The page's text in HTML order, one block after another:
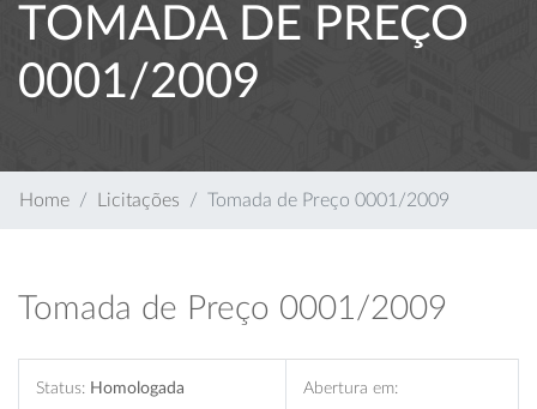
TOMADA DE PREÇO
0001/2009
Home Licitações Tomada de Preço 0001/2009
Tomada de Preço 0001/2009
Status: Homologada Abertura em: